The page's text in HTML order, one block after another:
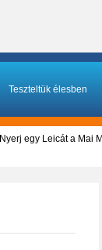
Teszteltük élesben
Nyerj egy Leicát a Mai